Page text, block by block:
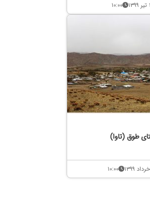
۱۰:۰۰
طوق (تاوا)
۱۰:۰۰